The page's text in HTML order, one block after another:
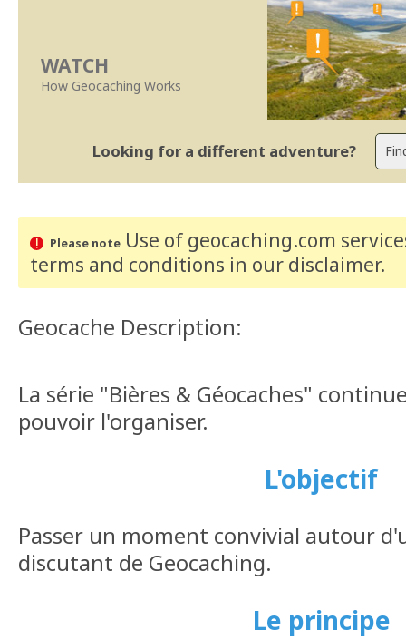
WATCH
How Geocaching Works
Looking for a different adventure?
Please noteUse of geocaching.com
terms and conditions in our disclaimer.
Geocache Description:
La série "Bières & Géocaches"
pouvoir l'organiser.
L'objectif
Passer un moment convivial autour
discutant de Geocaching.
Le principe